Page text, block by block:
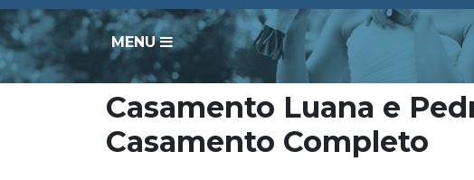
MENU
Casamento Luana e
Casamento Completo